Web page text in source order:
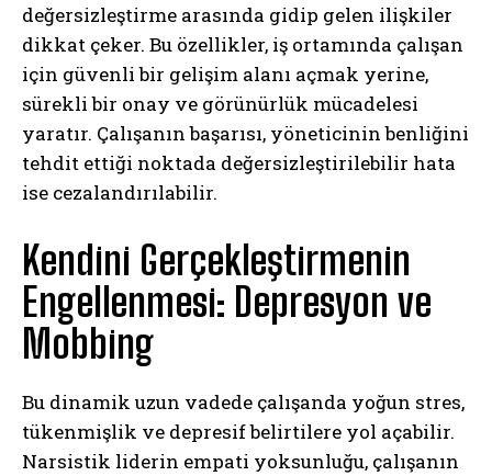
değersizleştirme arasında gidip gelen ilişkiler
dikkat çeker. Bu özellikler, iş ortamında çalışan
için güvenli bir gelişim alanı açmak yerine,
sürekli bir onay ve görünürlük mücadelesi
yaratır. Çalışanın başarısı, yöneticinin benliğini
tehdit ettiği noktada değersizleştirilebilir hata
ise cezalandırılabilir.
Kendini Gerçekleştirmenin
Engellenmesi: Depresyon ve
Mobbing
Bu dinamik uzun vadede çalışanda yoğun stres,
tükenmişlik ve depresif belirtilere yol açabilir.
Narsistik liderin empati yoksunluğu, çalışanın